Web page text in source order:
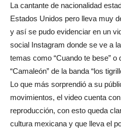
La cantante de nacionalidad
Estados Unidos pero lleva muy
y así se pudo evidenciar en un
social Instagram donde se ve a
temas como “Cuando te bese” o
“Camaleón” de la banda “los
Lo que más sorprendió a su
movimientos, el video cuenta
reproducción, con esto queda
cultura mexicana y que lleva el